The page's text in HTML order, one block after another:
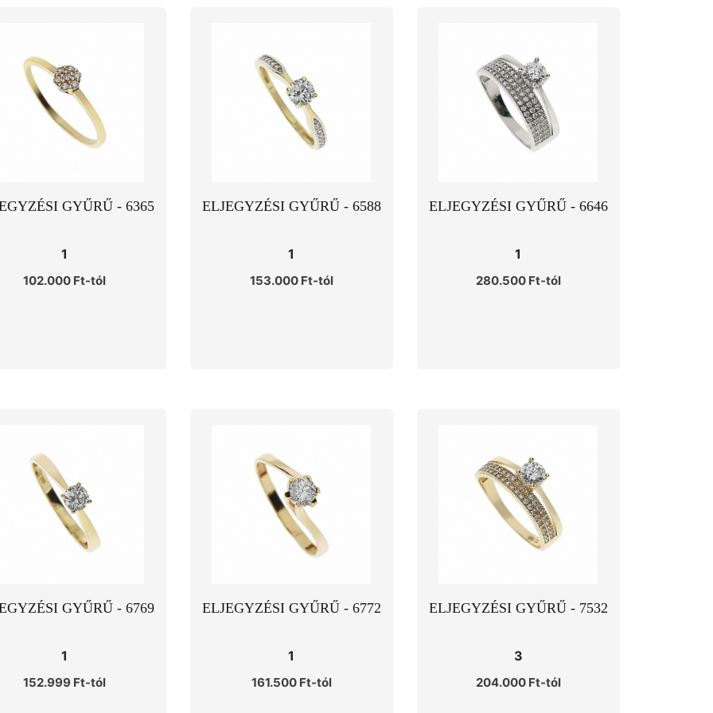
GYŰRŰ - 6365
1
102.000 Ft-tól
ELJEGYZÉSI GYŰRŰ - 6588
1
153.000 Ft-tól
ELJEGYZÉSI GYŰRŰ - 6646
1
280.500 Ft-tól
GYŰRŰ - 6769
1
152.999 Ft-tól
ELJEGYZÉSI GYŰRŰ - 6772
1
161.500 Ft-tól
ELJEGYZÉSI GYŰRŰ - 7532
3
204.000 Ft-tól